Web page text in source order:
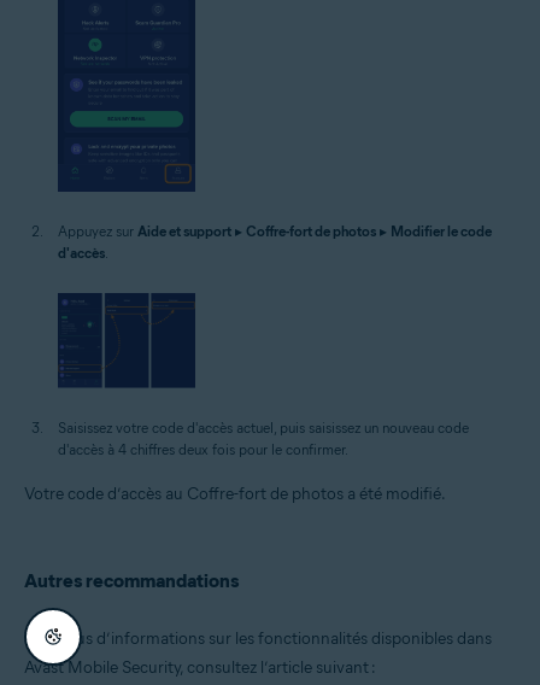
Appuyez sur Aide et support ▸ Coffre-fort de photos ▸ Modifier le code
d'accès
Saisissez votre code d'accès actuel, puis saisissez un nouveau code
d'accès à 4 chiffres deux fois pour le confirmer.
Votre code d’accès au Coffre-fort de photos a été modifié.
Autres recommandations
Pour plus d’informations sur les fonctionnalités disponibles dans
Avast Mobile Security, consultez l’article suivant :